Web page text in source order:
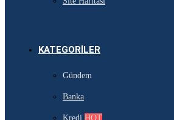
KATEGORILER
Gündem
Banka
Kredi HOT